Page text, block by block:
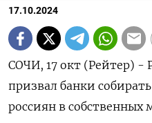
17.10.2024
СОЧИ, 17 окт (Рейтер) -
призвал банки
россиян в